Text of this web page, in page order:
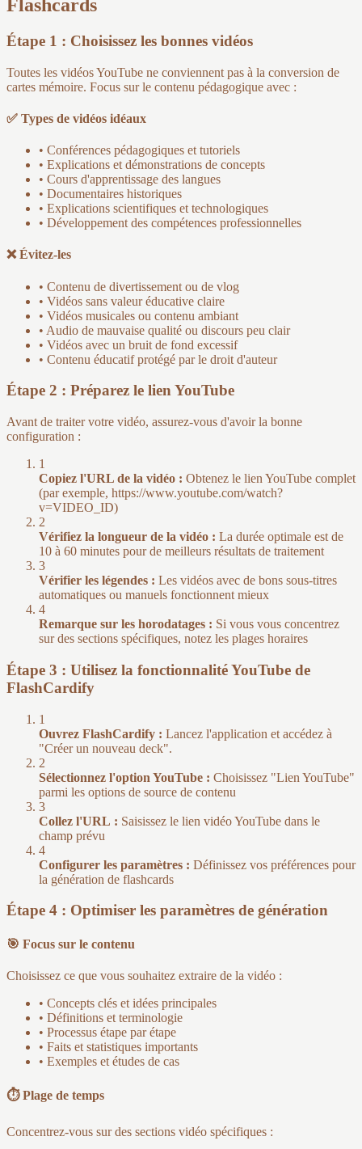
Flashcards
Étape 1 : Choisissez les bonnes vidéos
Toutes les vidéos YouTube ne conviennent pas à la conversion de
cartes mémoire. Focus sur le contenu pédagogique avec :
✅ Types de vidéos idéaux
• Conférences pédagogiques et tutoriels
• Explications et démonstrations de concepts
• Cours d'apprentissage des langues
• Documentaires historiques
• Explications scientifiques et technologiques
• Développement des compétences professionnelles
❌ Évitez-les
• Contenu de divertissement ou de vlog
• Vidéos sans valeur éducative claire
• Vidéos musicales ou contenu ambiant
• Audio de mauvaise qualité ou discours peu clair
• Vidéos avec un bruit de fond excessif
• Contenu éducatif protégé par le droit d'auteur
Étape 2 : Préparez le lien YouTube
Avant de traiter votre vidéo, assurez-vous d'avoir la bonne
configuration :
1
Copiez l'URL de la vidéo : Obtenez le lien YouTube complet
(par exemple, https://www.youtube.com/watch?
v=VIDEO_ID)
2
Vérifiez la longueur de la vidéo : La durée optimale est de
10 à 60 minutes pour de meilleurs résultats de traitement
3
Vérifier les légendes : Les vidéos avec de bons sous-titres
automatiques ou manuels fonctionnent mieux
4
Remarque sur les horodatages : Si vous vous concentrez
sur des sections spécifiques, notez les plages horaires
Étape 3 : Utilisez la fonctionnalité YouTube de
FlashCardify
1
Ouvrez FlashCardify : Lancez l'application et accédez à
"Créer un nouveau deck".
2
Sélectionnez l'option YouTube : Choisissez "Lien YouTube"
parmi les options de source de contenu
3
Collez l'URL : Saisissez le lien vidéo YouTube dans le
champ prévu
4
Configurer les paramètres : Définissez vos préférences pour
la génération de flashcards
Étape 4 : Optimiser les paramètres de génération
🎯 Focus sur le contenu
Choisissez ce que vous souhaitez extraire de la vidéo :
• Concepts clés et idées principales
• Définitions et terminologie
• Processus étape par étape
• Faits et statistiques importants
• Exemples et études de cas
⏱️ Plage de temps
Concentrez-vous sur des sections vidéo spécifiques :